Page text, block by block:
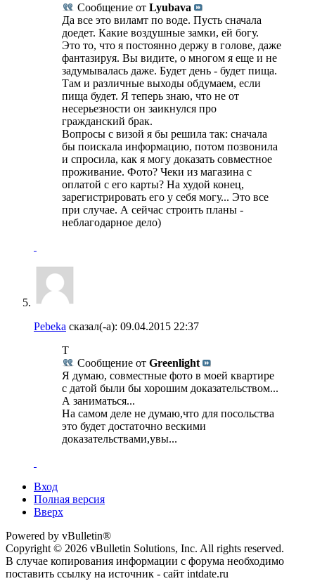
Сообщение от Lyubava
Да все это виламт по воде. Пусть сначала
доедет. Какие воздушные замки, ей богу.
Это то, что я постоянно держу в голове, даже
фантазируя. Вы видите, о многом я еще и не
задумывалась даже. Будет день - будет пища.
Там и различные выходы обдумаем, если
пища будет. Я теперь знаю, что не от
несерьезности он заикнулся про
гражданский брак.
Вопросы с визой я бы решила так: сначала
бы поискала информацию, потом позвонила
и спросила, как я могу доказать совместное
проживание. Фото? Чеки из магазина с
оплатой с его карты? На худой конец,
зарегистрировать его у себя могу... Это все
при случае. А сейчас строить планы -
неблагодарное дело)
Pebeka сказал(-а): 09.04.2015 22:37
Т
Сообщение от Greenlight
Я думаю, совместные фото в моей квартире
с датой были бы хорошим доказательством...
А заниматься...
На самом деле не думаю,что для посольства
это будет достаточно вескими
доказательствами,увы...
Вход
Полная версия
Вверх
Powered by vBulletin®
Copyright © 2026 vBulletin Solutions, Inc. All rights reserved.
В случае копирования информации с форума необходимо
поставить ссылку на источник - сайт intdate.ru